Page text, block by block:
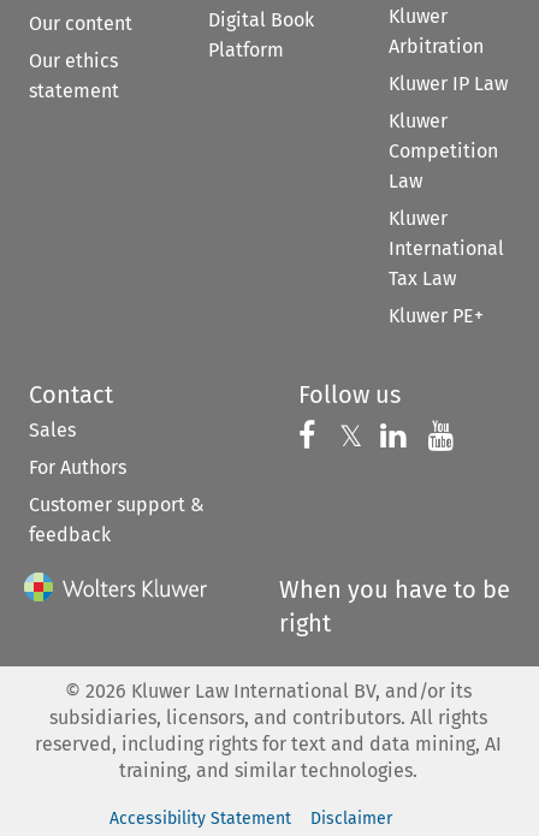
Our content
Our ethics
statement
Digital Book
Platform
Kluwer
Arbitration
Kluwer IP Law
Kluwer
Competition
Law
Kluwer
International
Tax Law
Kluwer PE+
Contact
Sales
For Authors
Customer support &
feedback
Follow us
Follow us on
𝕏 Follow us on
Follow us
When you have to be
right
© 2026 Kluwer Law International BV, and/or its
subsidiaries, licensors, and contributors. All rights
reserved, including rights for text and data mining, AI
training, and similar technologies.
Accessibility Statement
Disclaimer